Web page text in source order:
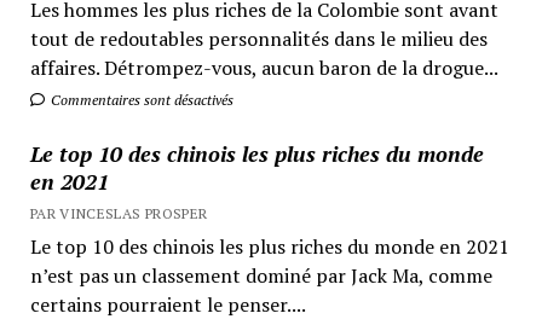
Les hommes les plus riches de la Colombie sont avant
tout de redoutables personnalités dans le milieu des
affaires. Détrompez-vous, aucun baron de la drogue...
Commentaires sont désactivés
Le top 10 des chinois les plus riches du monde
en 2021
PAR VINCESLAS PROSPER
Le top 10 des chinois les plus riches du monde en 2021
n’est pas un classement dominé par Jack Ma, comme
certains pourraient le penser....